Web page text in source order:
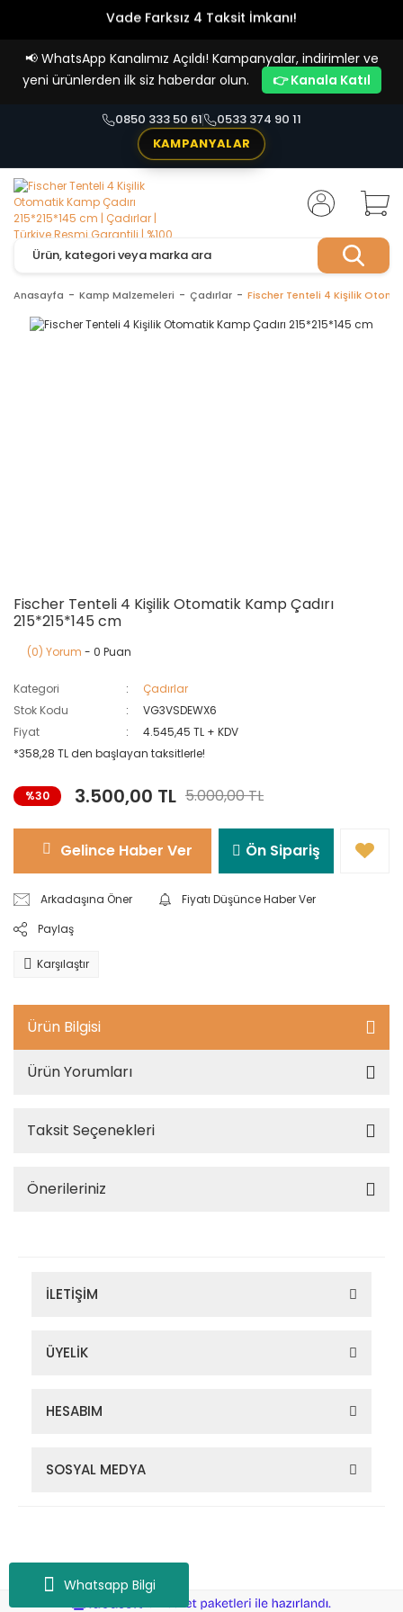
Whatsapp Bilgi
Vade Farksız 4 Taksit İmkanı!
📢 WhatsApp Kanalımız Açıldı! Kampanyalar, indirimler ve
yeni ürünlerden ilk siz haberdar olun.
👉 Kanala Katıl
0850 333 50 61
0533 374 90 11
KAMPANYALAR
Anasayfa Kamp Malzemeleri Çadırlar Fischer Tenteli 4 Kişilik
Fischer Tenteli 4 Kişilik Otomatik Kamp Çadırı
215*215*145 cm
(0) Yorum - 0 Puan
Kategori
Çadırlar
Stok Kodu
VG3VSDEWX6
Fiyat
4.545,45 TL + KDV
*358,28 TL den başlayan taksitlerle!
%30 3.500,00 TL 5.000,00 TL
Gelince Haber Ver Ön Sipariş
Arkadaşına Öner
Fiyatı Düşünce Haber Ver
Paylaş
Karşılaştır
Ürün Bilgisi
Ürün Yorumları
Taksit Seçenekleri
Önerileriniz
İLETİŞİM
ÜYELİK
HESABIM
SOSYAL MEDYA
e-